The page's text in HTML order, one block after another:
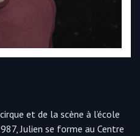
et de la scène à l’école
Julien se forme au Centre